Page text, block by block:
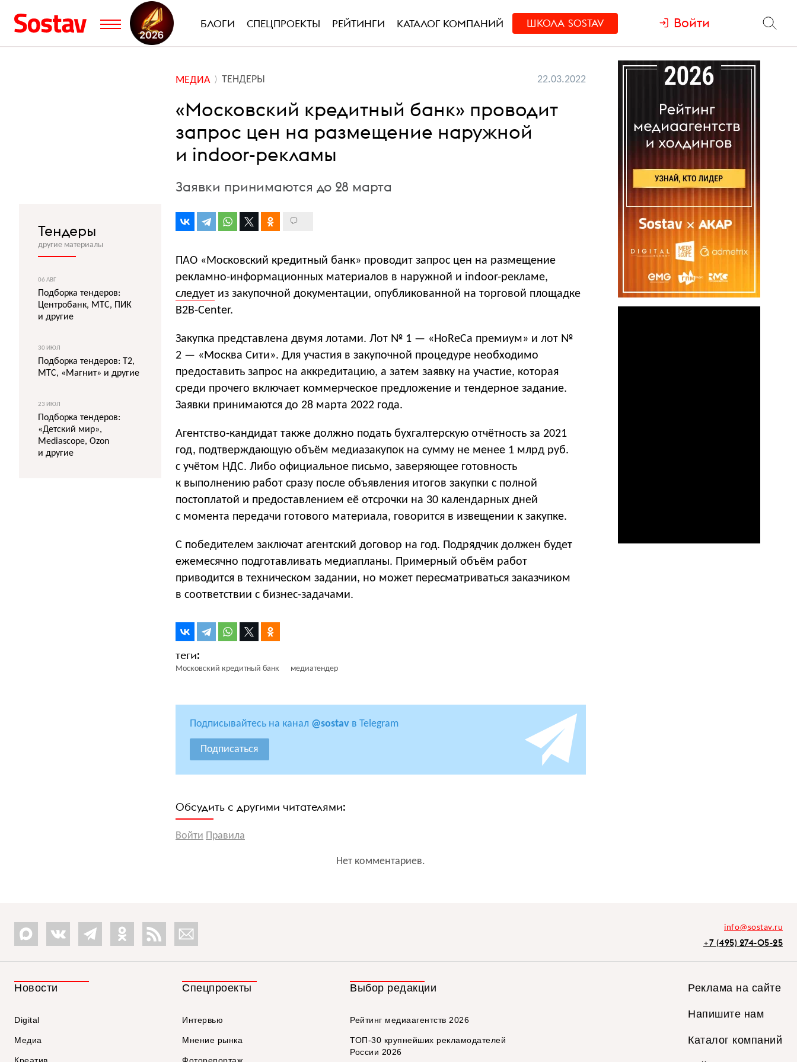
БЛОГИ СПЕЦПРОЕКТЫ РЕЙТИНГИ КАТАЛОГ КОМПАНИЙ ШКОЛА SOSTAV Войти
МЕДИА ТЕНДЕРЫ 22.03.2022
«Московский кредитный банк» проводит
запрос цен на размещение наружной
и indoor-рекламы
Заявки принимаются до 28 марта
ПАО «Московский кредитный банк» проводит запрос цен на размещение
рекламно-информационных материалов в наружной и indoor-рекламе,
следует из закупочной документации, опубликованной на торговой площадке
B2B-Center.
Закупка представлена двумя лотами. Лот № 1 — «HoReCa премиум» и лот №
2 — «Москва Сити». Для участия в закупочной процедуре необходимо
предоставить запрос на аккредитацию, а затем заявку на участие, которая
среди прочего включает коммерческое предложение и тендерное задание.
Заявки принимаются до 28 марта 2022 года.
Агентство-кандидат также должно подать бухгалтерскую отчётность за 2021
год, подтверждающую объём медиазакупок на сумму не менее 1 млрд руб.
с учётом НДС. Либо официальное письмо, заверяющее готовность
к выполнению работ сразу после объявления итогов закупки с полной
постоплатой и предоставлением её отсрочки на 30 календарных дней
с момента передачи готового материала, говорится в извещении к закупке.
С победителем заключат агентский договор на год. Подрядчик должен будет
ежемесячно подготавливать медиапланы. Примерный объём работ
приводится в техническом задании, но может пересматриваться заказчиком
в соответствии с бизнес-задачами.
Московский кредитный банк медиатендер
Подписывайтесь на канал @sostav в Telegram
Подписаться
Обсудить с другими читателями:
Войти Правила
Нет комментариев.
Тендеры
другие материалы
06 АВГ
Подборка тендеров:
Центробанк, МТС, ПИК
и другие
30 ИЮЛ
Подборка тендеров: T2,
МТС, «Магнит» и другие
23 ИЮЛ
Подборка тендеров:
«Детский мир»,
Mediascope, Ozon
и другие
info@sostav.ru
+7 (495) 274-05-25
Новости
Digital
Медиа
Спецпроекты
Интервью
Мнение рынка
Выбор редакции
Рейтинг медиаагентств 2026
ТОП-30 крупнейших рекламодателей
России 2026
Реклама на сайте
Напишите нам
Каталог компаний